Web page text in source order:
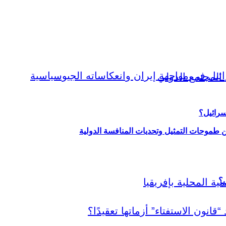
طموحات التمثيل وتحديات المنافسة الدولية